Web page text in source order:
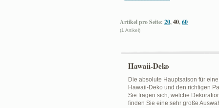
Artikel pro Seite: 20,40,60
(1 Artikel)
Hawaii-Deko
Die absolute Hauptsaison für
Hawaii-Deko und den richtigen
Sie fragen sich, welche
finden Sie eine sehr große